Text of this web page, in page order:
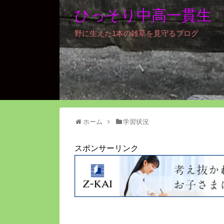
ひっそり中高一貫生
野に生えた1本の雑草を見守るブログ
ホーム 学習状況
スポンサーリンク